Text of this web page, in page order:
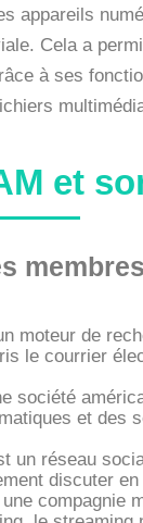
appareils
Cela a
à ses
et
moteur de
le courrier
société
et des
un réseau
discuter
compagnie